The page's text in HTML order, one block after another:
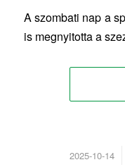
A szombati nap a
is megnyitotta a
2025-10-14
/